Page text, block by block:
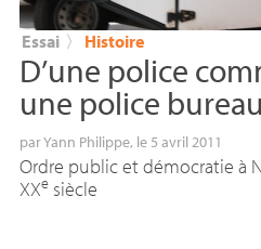
Essai 〉 Histoire
D’une police
une police
parYann Philippe, le 5 avril 2011
Ordre public et démocratie à
XXesiècle